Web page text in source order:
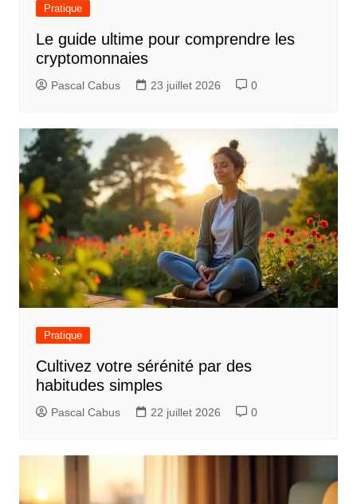
r
t
i
c
l
e
Pratique
Le guide ultime pour comprendre les
cryptomonnaies
Pascal Cabus 23 juillet 2026 0
Pratique
Cultivez votre sérénité par des
habitudes simples
Pascal Cabus 22 juillet 2026 0